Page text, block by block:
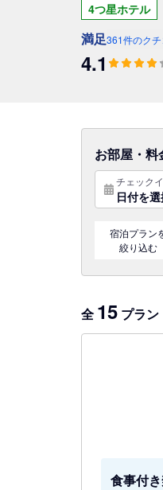
4つ星ホテル
満足361件のクチ
4.1
お部屋・
チェック
日付を選
宿泊プラン
絞り込む
全 15 プラン
食事付